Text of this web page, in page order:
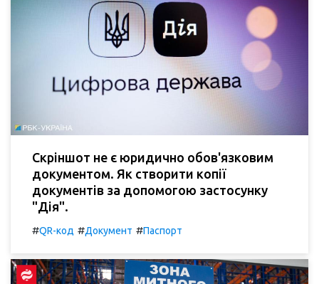
Скріншот не є юридично обов'язковим
документом. Як створити копії
документів за допомогою застосунку
"Дія".
#QR-код #Документ #Паспорт